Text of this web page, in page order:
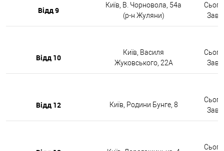
Відд 9
Київ, В. Чорновола, 54а
(р-н Жуляни)
Відд 10
Київ, Василя
Жуковського, 22А
Відд 12 Київ, Родини Бунге, 8